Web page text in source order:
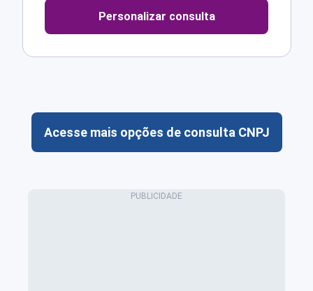
Personalizar consulta
Acesse mais opções de consulta CNPJ